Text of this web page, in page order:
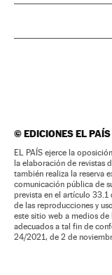
©EDICIONES EL PAÍS
EL PAÍS ejerce la
la elaboración de revistas
también realiza la reserva
comunicación pública de
prevista en el artículo 33.1
de las reproducciones y
este sitio web a medios
adecuados a tal fin de
24/2021, de 2 de